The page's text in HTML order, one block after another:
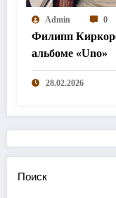
Admin 0
Филипп
альбоме «Uno»
28.02.2026
Поиск